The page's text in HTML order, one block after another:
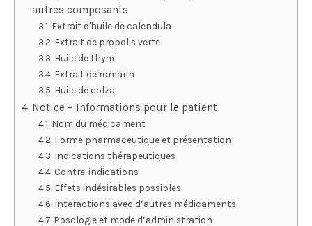
autres composants
Extrait d'huile de calendula
Extrait de propolis verte
Huile de thym
Extrait de romarin
Huile de colza
Notice – Informations pour le patient
Nom du médicament
Forme pharmaceutique et présentation
Indications thérapeutiques
Contre-indications
Effets indésirables possibles
Interactions avec d’autres médicaments
Posologie et mode d’administration